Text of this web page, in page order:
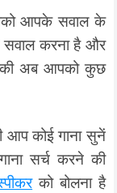
आपके सवाल के
सवाल करना है और
की अब आपको कुछ
आप कोई गाना सुनें
सर्च करने की
को बोलना है